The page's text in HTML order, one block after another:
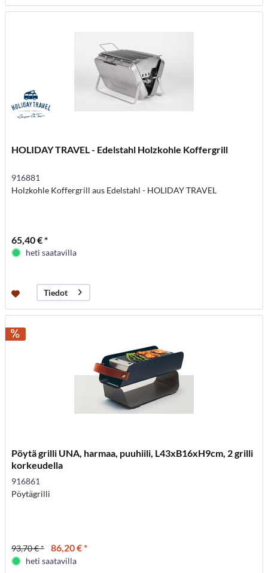
HOLIDAY TRAVEL - Edelstahl Holzkohle Koffergrill
916881
Holzkohle Koffergrill aus Edelstahl - HOLIDAY TRAVEL
65,40 € *
heti saatavilla
Tiedot
Pöytä grilli UNA, harmaa, puuhiili, L43xB16xH9cm, 2 grilli
korkeudella
916861
Pöytägrilli
93,70 € * 86,20 € *
heti saatavilla